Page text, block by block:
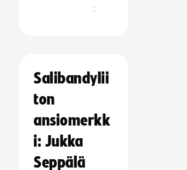
:
Salibandylii
ton
ansiomerkk
i: Jukka
Seppälä